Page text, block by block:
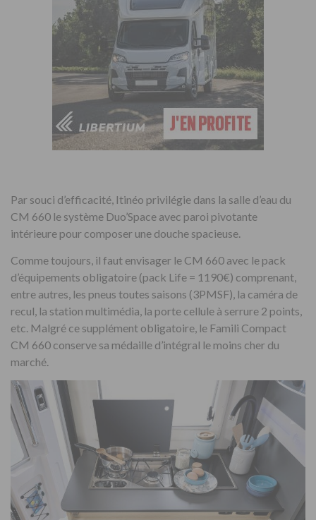
Par souci d’efficacité, Itinéo privilégie dans la salle d’eau du
CM 660 le système Duo’Space avec paroi pivotante
intérieure pour composer une douche spacieuse.
Comme toujours, il faut envisager le CM 660 avec le pack
d’équipements obligatoire (pack Life = 1190€) comprenant,
entre autres, les pneus toutes saisons (3PMSF), la caméra de
recul, la station multimédia, la porte cellule à serrure 2 points,
etc. Malgré ce supplément obligatoire, le Famili Compact
CM 660 conserve sa médaille d’intégral le moins cher du
marché.